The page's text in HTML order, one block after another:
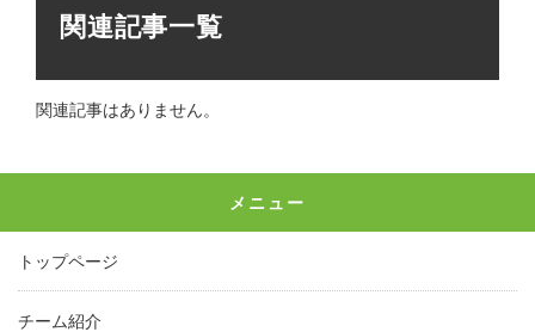
関連記事一覧
関連記事はありません。
メニュー
トップページ
チーム紹介